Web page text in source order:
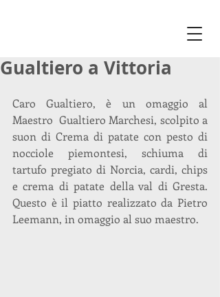
Gualtiero a Vittoria
Caro Gualtiero, è un omaggio al
Maestro  Gualtiero Marchesi, scolpito a
suon di Crema di patate con pesto di
nocciole piemontesi, schiuma di
tartufo pregiato di Norcia, cardi, chips
e crema di patate della val di Gresta.
Questo è il piatto realizzato da Pietro
Leemann, in omaggio al suo maestro.